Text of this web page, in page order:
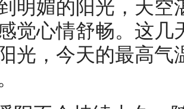
明媚的阳光，天空
觉心情舒畅。这几
光，今天的最高